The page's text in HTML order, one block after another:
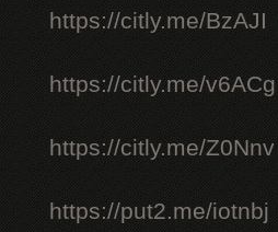
https://citly.me/BzAJI
https://citly.me/v6ACg
https://citly.me/Z0Nnv
https://put2.me/iotnbj